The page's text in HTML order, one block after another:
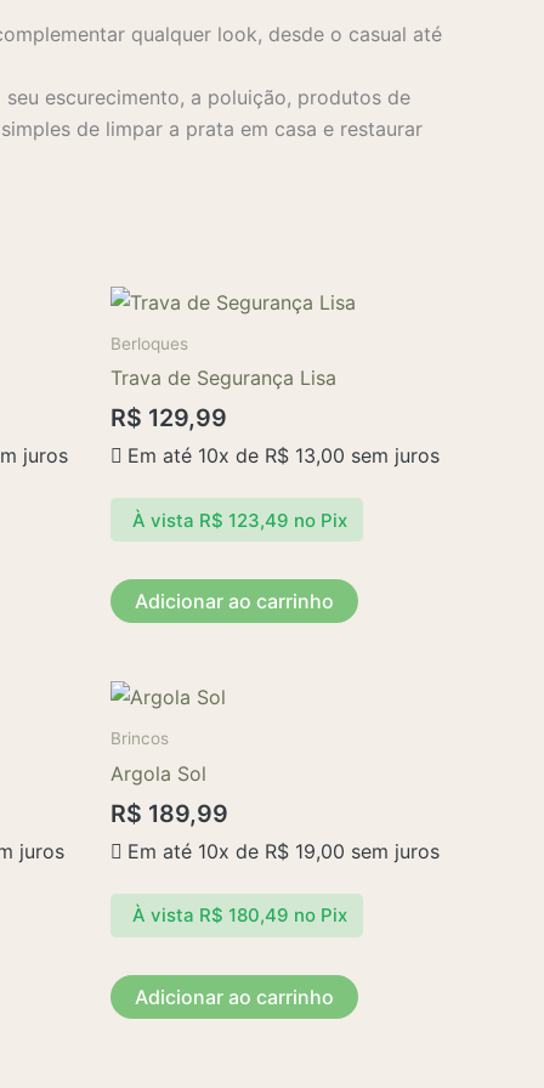
qualquer look, desde o casual até
escurecimento, a poluição, produtos de
de limpar a prata em casa e restaurar
juros
Berloques
Trava de Segurança Lisa
R$ 129,99
Em até 10x de R$ 13,00 sem juros
À vista R$ 123,49 no Pix
Adicionar ao carrinho
juros
Brincos
Argola Sol
R$ 189,99
Em até 10x de R$ 19,00 sem juros
À vista R$ 180,49 no Pix
Adicionar ao carrinho